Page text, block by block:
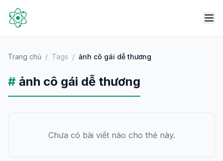
Trang chủ / Tags / ảnh cô gái dễ thương
# ảnh cô gái dễ thương
Chưa có bài viết nào cho thẻ này.